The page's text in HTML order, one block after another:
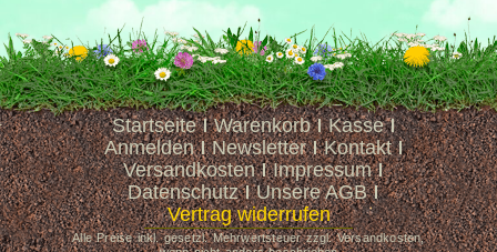
Startseite Warenkorb
Kasse
Anmelden
Newsletter
Kontakt
Versandkosten
Impressum
Datenschutz
Unsere AGB
Vertrag widerrufen
Alle Preise inkl. gesetzl. Mehrwertsteuer zzgl. Versandkosten,